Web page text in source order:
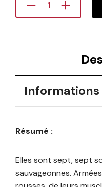
Résumé :
Elles sont sept, sept
sauvageonnes.